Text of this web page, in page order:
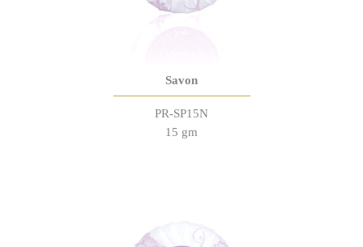
Savon
PR-SP15N
15 gm